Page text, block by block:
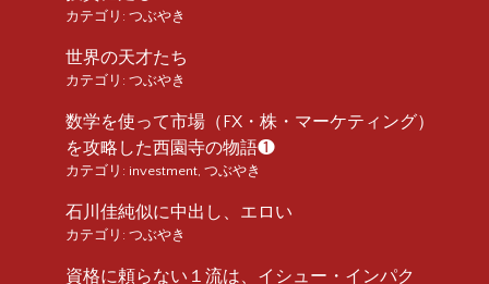
カテゴリ: つぶやき
世界の天才たち
カテゴリ: つぶやき
数学を使って市場（FX・株・マーケティング）
を攻略した西園寺の物語❶
カテゴリ: investment つぶやき
石川佳純似に中出し、エロい
カテゴリ: つぶやき
資格に頼らない１流は、イシュー・インパク